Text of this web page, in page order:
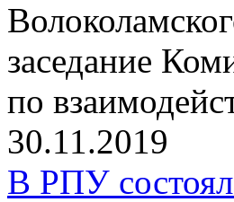
заседание
по
30.11.2019
В РПУ